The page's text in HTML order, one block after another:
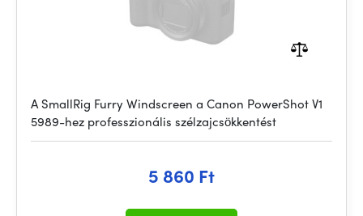
A SmallRig Furry Windscreen a Canon PowerShot V1
5989-hez professzionális szélzajcsökkentést
5 860 Ft